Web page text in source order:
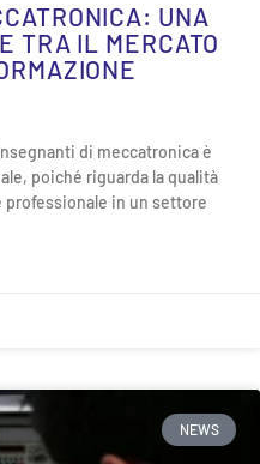
UNA
TRA IL MERCATO
di meccatronica è
poiché riguarda la qualità
professionale in un settore
NEWS